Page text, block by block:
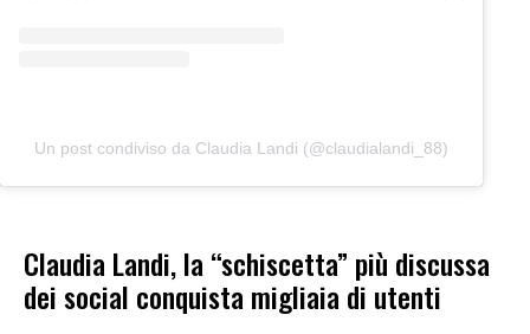
Un post condiviso da Claudia Landi (@claudialandi_88)
Claudia Landi, la “schiscetta” più discussa
dei social conquista migliaia di utenti